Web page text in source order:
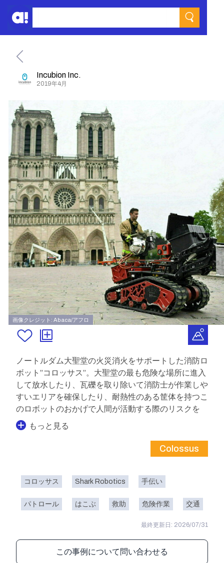
Incubion Inc.
2019年4月
画像クレジット: Abaca/アフロ
ノートルダム大聖堂の火災消火をサポートした消防ロ
ボット”コロッサス”。大聖堂の最も危険な場所に進入
して放水したり、瓦礫を取り除いて消防士が作業しや
すいエリアを確保したり、耐熱性のある筐体を持つこ
のロボットのおかげで人間が活動する際のリスクを
もっと見る
Colossus
コロッサス Shark Robotics 手伝い
パトロール はこぶ 救助 危険作業 交通
最終更新日: 2026/07/31
この事例について問い合わせる